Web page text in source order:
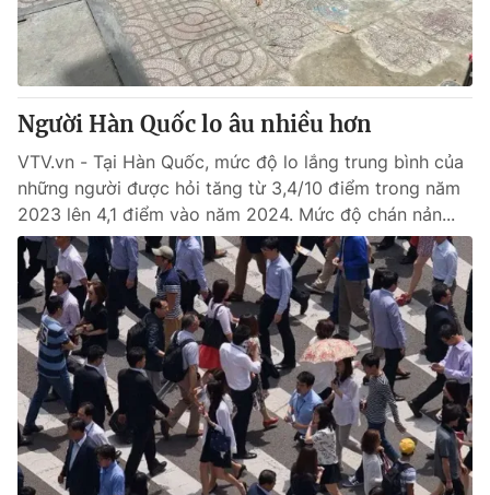
Người Hàn Quốc lo âu nhiều hơn
VTV.vn - Tại Hàn Quốc, mức độ lo lắng trung bình của
những người được hỏi tăng từ 3,4/10 điểm trong năm
2023 lên 4,1 điểm vào năm 2024. Mức độ chán nản...